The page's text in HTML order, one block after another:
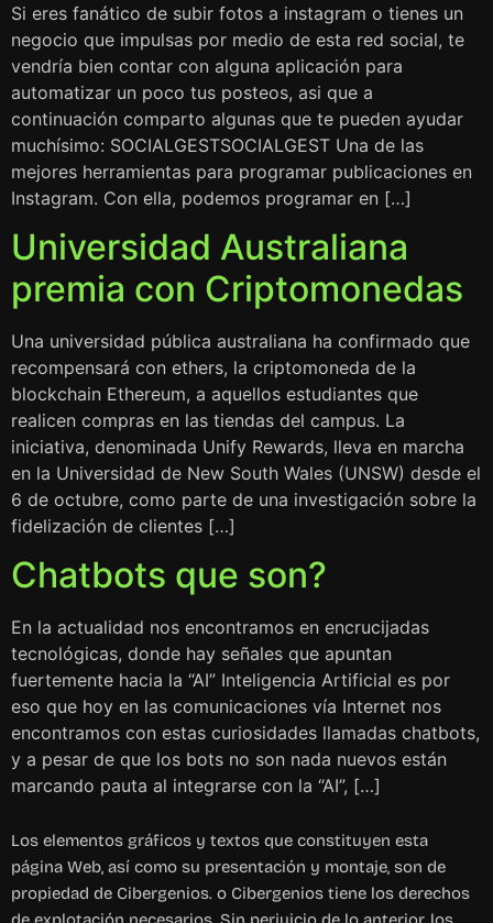
Si eres fanático de subir fotos a instagram o tienes un
negocio que impulsas por medio de esta red social, te
vendría bien contar con alguna aplicación para
automatizar un poco tus posteos, asi que a
continuación comparto algunas que te pueden ayudar
muchísimo: SOCIALGESTSOCIALGEST Una de las
mejores herramientas para programar publicaciones en
Instagram. Con ella, podemos programar en […]
Universidad Australiana
premia con Criptomonedas
Una universidad pública australiana ha confirmado que
recompensará con ethers, la criptomoneda de la
blockchain Ethereum, a aquellos estudiantes que
realicen compras en las tiendas del campus. La
iniciativa, denominada Unify Rewards, lleva en marcha
en la Universidad de New South Wales (UNSW) desde el
6 de octubre, como parte de una investigación sobre la
fidelización de clientes […]
Chatbots que son?
En la actualidad nos encontramos en encrucijadas
tecnológicas, donde hay señales que apuntan
fuertemente hacia la “AI” Inteligencia Artificial es por
eso que hoy en las comunicaciones vía Internet nos
encontramos con estas curiosidades llamadas chatbots,
y a pesar de que los bots no son nada nuevos están
marcando pauta al integrarse con la “AI”, […]
Los elementos gráficos y textos que constituyen esta
página Web, así como su presentación y montaje, son de
propiedad de Cibergenios. o Cibergenios tiene los derechos